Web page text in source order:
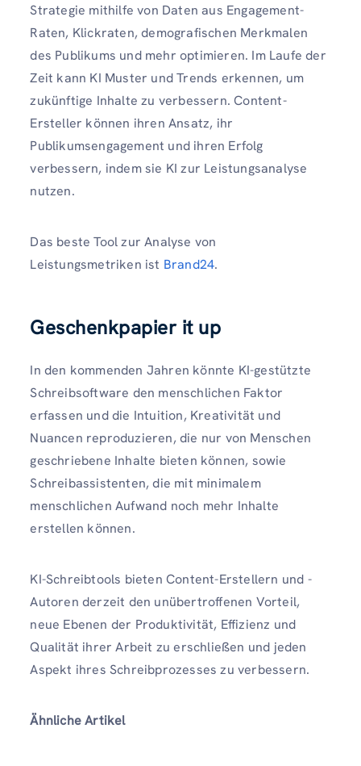
Strategie mithilfe von Daten aus Engagement-
Raten, Klickraten, demografischen Merkmalen
des Publikums und mehr optimieren. Im Laufe der
Zeit kann KI Muster und Trends erkennen, um
zukünftige Inhalte zu verbessern. Content-
Ersteller können ihren Ansatz, ihr
Publikumsengagement und ihren Erfolg
verbessern, indem sie KI zur Leistungsanalyse
nutzen.
Das beste Tool zur Analyse von
Leistungsmetriken ist Brand24.
Geschenkpapier it up
In den kommenden Jahren könnte KI-gestützte
Schreibsoftware den menschlichen Faktor
erfassen und die Intuition, Kreativität und
Nuancen reproduzieren, die nur von Menschen
geschriebene Inhalte bieten können, sowie
Schreibassistenten, die mit minimalem
menschlichen Aufwand noch mehr Inhalte
erstellen können.
KI-Schreibtools bieten Content-Erstellern und -
Autoren derzeit den unübertroffenen Vorteil,
neue Ebenen der Produktivität, Effizienz und
Qualität ihrer Arbeit zu erschließen und jeden
Aspekt ihres Schreibprozesses zu verbessern.
Ähnliche Artikel